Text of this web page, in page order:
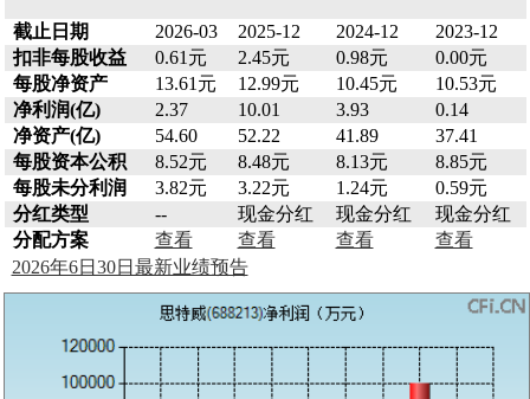
截止日期 2026-03 2025-12 2024-12
2023-12
扣非每股收益
0.61元 2.45元 0.98元
0.00元
每股净资产
13.61元 12.99元 10.45元
10.53元
净利润(亿)
2.37 10.01 3.93
0.14
净资产(亿)
54.60 52.22 41.89
37.41
每股资本公积
8.52元 8.48元 8.13元
8.85元
每股未分利润
3.82元 3.22元 1.24元
0.59元
分红类型
-- 现金分红 现金分红
现金分红
分配方案
查看 查看 查看
查看
2026年6日30日最新业绩预告